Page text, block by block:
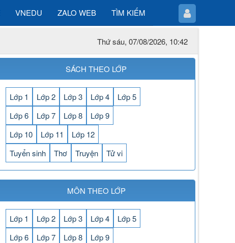
VNEDU ZALO WEB TÌM KIẾM
Thứ sáu, 07/08/2026, 10:42
SÁCH THEO LỚP
Lớp 1 Lớp 2 Lớp 3 Lớp 4
Lớp 5
Lớp 6
Lớp 7 Lớp 8
Lớp 9
Lớp 10
Lớp 11
Lớp 12
Tuyển sinh
Thơ Truyện Tử vi
MÔN THEO LỚP
Lớp 1 Lớp 2 Lớp 3 Lớp 4
Lớp 5
Lớp 6
Lớp 7 Lớp 8
Lớp 9